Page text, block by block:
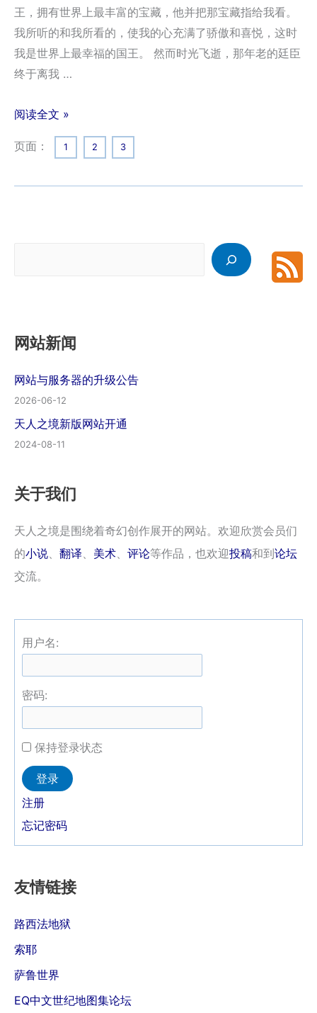
王，拥有世界上最丰富的宝藏，他并把那宝藏指给我看。
我所听的和我所看的，使我的心充满了骄傲和喜悦，这时
我是世界上最幸福的国王。 然而时光飞逝，那年老的廷臣
终于离我 …
阅读全文 »
页面： 1 2 3
网站新闻
网站与服务器的升级公告
2026-06-12
天人之境新版网站开通
2024-08-11
关于我们
天人之境是围绕着奇幻创作展开的网站。欢迎欣赏会员们
的小说、 翻译、 美术、 评论等作品，也欢迎投稿和到论坛
交流。
用户名:
密码:
保持登录状态
Alternative:
登录
注册
忘记密码
友情链接
路西法地狱
索耶
萨鲁世界
EQ中文世纪地图集论坛